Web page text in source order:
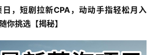
，短剧拉新CPA，动动手指轻松月入
你挑选【揭秘】